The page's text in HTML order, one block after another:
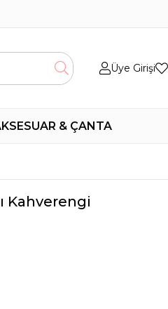
Üye Girişi
& ÇANTA
Kahverengi